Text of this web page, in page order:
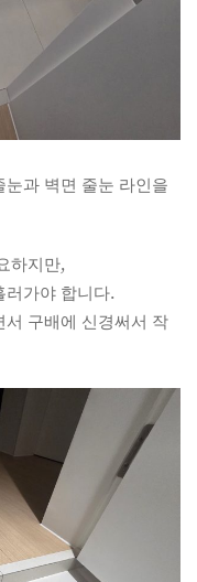
과 벽면 줄눈 라인을
하지만,
러가야 합니다.
구배에 신경써서 작